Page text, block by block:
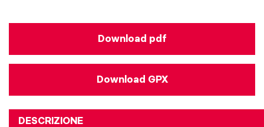
Download pdf
Download GPX
DESCRIZIONE